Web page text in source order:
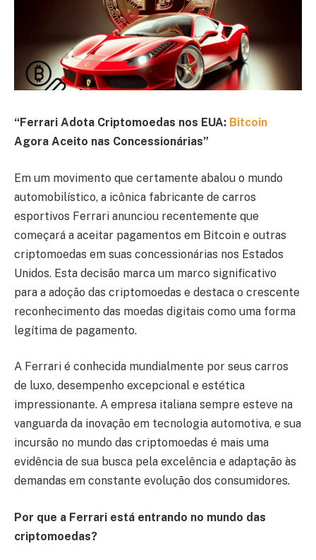
“Ferrari Adota Criptomoedas nos EUA: Bitcoin
Agora Aceito nas Concessionárias”
Em um movimento que certamente abalou o mundo
automobilístico, a icônica fabricante de carros
esportivos Ferrari anunciou recentemente que
começará a aceitar pagamentos em Bitcoin e outras
criptomoedas em suas concessionárias nos Estados
Unidos. Esta decisão marca um marco significativo
para a adoção das criptomoedas e destaca o crescente
reconhecimento das moedas digitais como uma forma
legítima de pagamento.
A Ferrari é conhecida mundialmente por seus carros
de luxo, desempenho excepcional e estética
impressionante. A empresa italiana sempre esteve na
vanguarda da inovação em tecnologia automotiva, e sua
incursão no mundo das criptomoedas é mais uma
evidência de sua busca pela excelência e adaptação às
demandas em constante evolução dos consumidores.
Por que a Ferrari está entrando no mundo das
criptomoedas?